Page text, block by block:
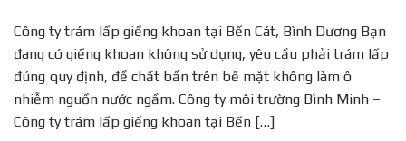
Công ty trám lấp giếng khoan tại Bến Cát, Bình Dương Bạn
đang có giếng khoan không sử dụng, yêu cầu phải trám lấp
đúng quy định, để chất bẩn trên bề mặt không làm ô
nhiễm nguồn nước ngầm. Công ty môi trường Bình Minh –
Công ty trám lấp giếng khoan tại Bến […]